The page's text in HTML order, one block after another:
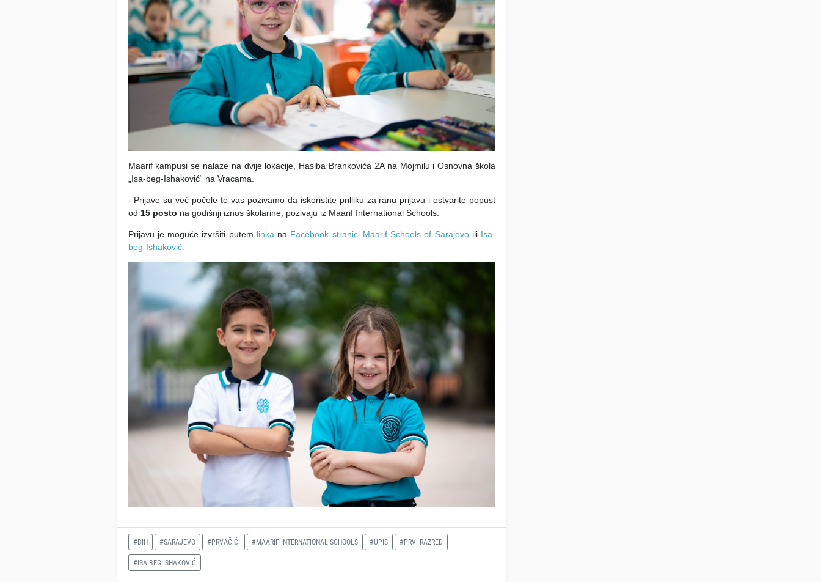
Maarif kampusi se nalaze na dvije lokacije, Hasiba Brankovića 2A na Mojmilu i Osnovna škola
„Isa-beg-Ishaković“ na Vracama.
- Prijave su već počele te vas pozivamo da iskoristite prilliku za ranu prijavu i ostvarite popust
od 15 posto na godišnji iznos školarine, pozivaju iz Maarif International Schools.
Prijavu je moguće izvršiti putem linka na Facebook stranici Maarif Schools of Sarajevoili Isa-
beg-Ishaković.
#BIH #SARAJEVO #PRVAČIĆI #MAARIF INTERNATIONAL SCHOOLS #UPIS #PRVI RAZRED
#ISA BEG ISHAKOVIĆ